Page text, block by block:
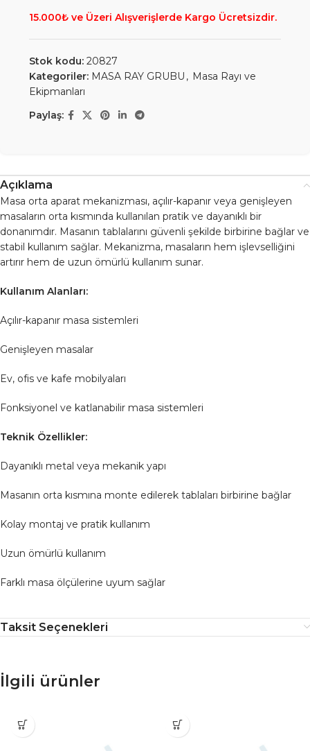
15.000₺ ve Üzeri Alışverişlerde Kargo Ücretsizdir.
Stok kodu: 20827
Kategoriler: MASA RAY GRUBU , Masa Rayı ve
Ekipmanları
Paylaş:
Açıklama
Masa orta aparat mekanizması, açılır-kapanır veya genişleyen
masaların orta kısmında kullanılan pratik ve dayanıklı bir
donanımdır. Masanın tablalarını güvenli şekilde birbirine bağlar ve
stabil kullanım sağlar. Mekanizma, masaların hem işlevselliğini
artırır hem de uzun ömürlü kullanım sunar.
Kullanım Alanları:
Açılır-kapanır masa sistemleri
Genişleyen masalar
Ev, ofis ve kafe mobilyaları
Fonksiyonel ve katlanabilir masa sistemleri
Teknik Özellikler:
Dayanıklı metal veya mekanik yapı
Masanın orta kısmına monte edilerek tablaları birbirine bağlar
Kolay montaj ve pratik kullanım
Uzun ömürlü kullanım
Farklı masa ölçülerine uyum sağlar
Taksit Seçenekleri
İlgili ürünler